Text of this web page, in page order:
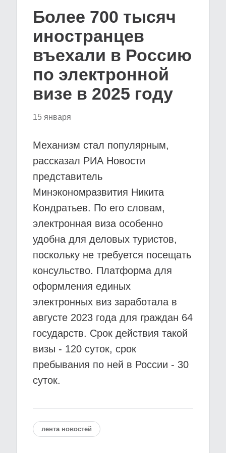
Более 700 тысяч
иностранцев
въехали в Россию
по электронной
визе в 2025 году
15 января
Механизм стал популярным,
рассказал РИА Новости
представитель
Минэкономразвития Никита
Кондратьев. По его словам,
электронная виза особенно
удобна для деловых туристов,
поскольку не требуется посещать
консульство. Платформа для
оформления единых
электронных виз заработала в
августе 2023 года для граждан 64
государств. Срок действия такой
визы - 120 суток, срок
пребывания по ней в России - 30
суток.
лента новостей